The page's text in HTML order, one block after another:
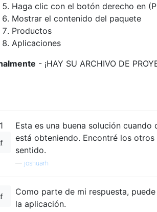
Haga clic con el botón derecho en
Mostrar el contenido del paquete
Productos
Aplicaciones
- ¡HAY SU ARCHIVO DE
1
Esta es una buena solución
está obteniendo. Encontré los
sentido.
joshuarh
Como parte de mi respuesta,
la aplicación.